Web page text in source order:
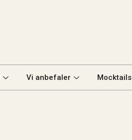
Vi anbefaler Mocktails